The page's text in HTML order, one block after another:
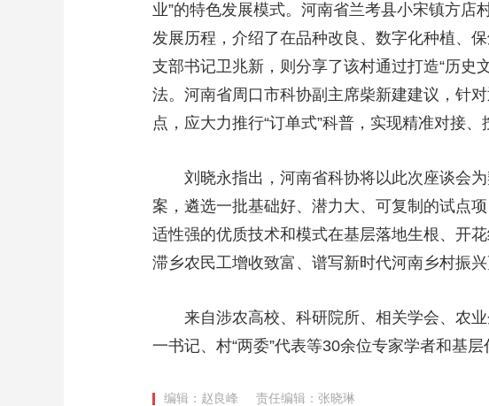
业”的特色发展模式。河南省兰考县小宋镇方店
发展历程，介绍了在品种改良、数字化种植、
支部书记卫兆新，则分享了该村通过打造“历史
法。河南省周口市科协副主席柴新建建议，针
点，应大力推行“订单式”科普，实现精准对接、
刘晓永指出，河南省科协将以此次座谈会
案，遴选一批基础好、潜力大、可复制的试点
适性强的优质技术和模式在基层落地生根、开
滞乡农民工增收致富、谱写新时代河南乡村振
来自涉农高校、科研院所、相关学会、农
一书记、村“两委”代表等30余位专家学者和基层
编辑：赵良峰 责任编辑：张晓琳